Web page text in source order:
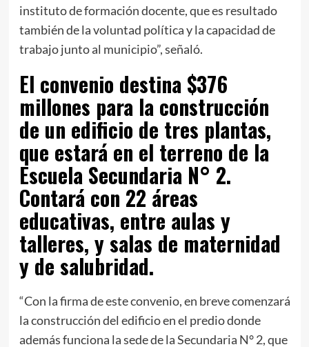
instituto de formación docente, que es resultado
también de la voluntad política y la capacidad de
trabajo junto al municipio”, señaló.
El convenio destina $376
millones para la construcción
de un edificio de tres plantas,
que estará en el terreno de la
Escuela Secundaria N° 2.
Contará con 22 áreas
educativas, entre aulas y
talleres, y salas de maternidad
y de salubridad.
“Con la firma de este convenio, en breve comenzará
la construcción del edificio en el predio donde
además funciona la sede de la Secundaria N° 2, que